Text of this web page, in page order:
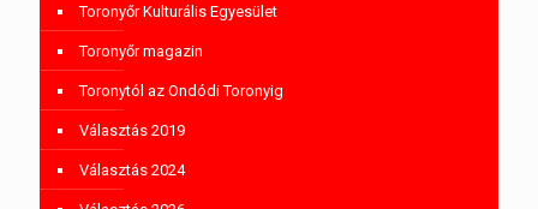
Toronyőr Kulturális Egyesület
Toronyőr magazin
Toronytól az Ondódi Toronyig
Választás 2019
Választás 2024